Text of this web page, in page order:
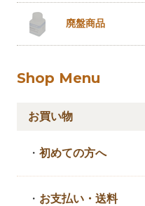
廃盤商品
Shop Menu
お買い物
・初めての方へ
・ お支払い・送料